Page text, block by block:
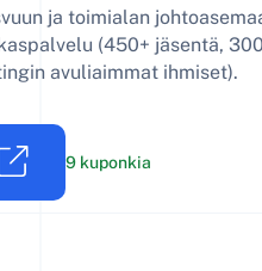
LV - Latviešu
PT-PT - Português
SV - Svenska
ja toimialan
(450+ jäsentä,
avuliaimmat ihmiset).
9 kuponkia